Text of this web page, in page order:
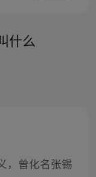
什么
，曾化名张锡